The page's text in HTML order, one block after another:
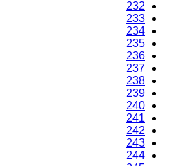
232
233
234
235
236
237
238
239
240
241
242
243
244